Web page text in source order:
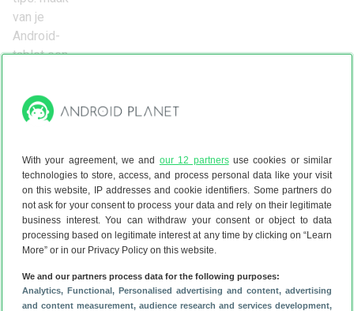
With your agreement, we and our 12 partnersuse cookies or similar
technologies to store, access, and process personal data like your visit
on this website, IP addresses and cookie identifiers. Some partners do
not ask for your consent to process your data and rely on their legitimate
business interest. You can withdraw your consent or object to data
processing based on legitimate interest at any time by clicking on “Learn
More” or in our Privacy Policy on this website.
We and our partners process data for the following purposes:
Analytics, Functional, Personalised advertising and content, advertising
and content measurement, audience research and services development,
Gids: dit kun je allemaal met de
Google Home-app